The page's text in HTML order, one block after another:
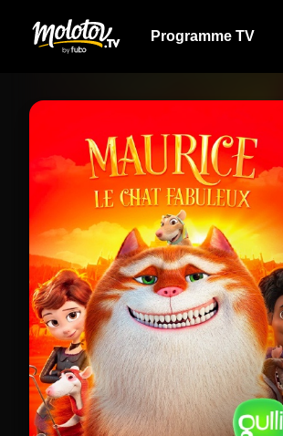
Programme TV